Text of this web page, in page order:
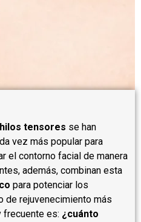
hilos tensores se han
vez más popular para
el contorno facial de manera
además, combinan esta
para potenciar los
de rejuvenecimiento más
frecuente es: ¿cuánto